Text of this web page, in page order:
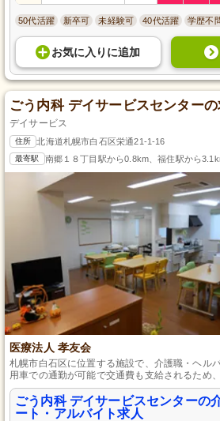
50代活躍 新卒可 未経験可 40代活躍 学歴不
お気に入り に追加
ごう内科 デイサービスセンターの
デイサービス
住所 北海道札幌市白石区栄通21-1-16
最寄駅 南郷１８丁目駅から0.8km、福住駅から
医療法人 孝友会
札幌市白石区に位置する施設で、介護職・ヘル
用車での通勤が可能で交通費も支給されるため
生活にも負担がかかりません。シフト制の勤務
も大切にしながら働けます。あなたのご応募を
ごう内科 デイサービスセンターの
ート・アルバイト求人